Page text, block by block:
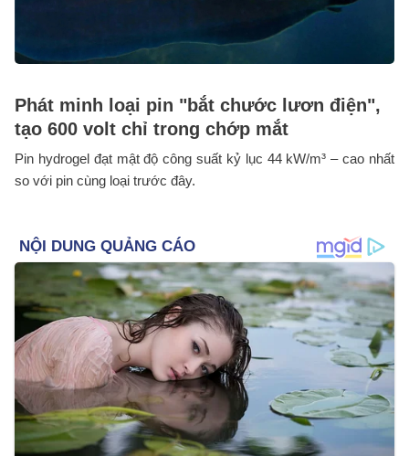
Phát minh loại pin "bắt chước lươn điện",
tạo 600 volt chỉ trong chớp mắt
Pin hydrogel đạt mật độ công suất kỷ lục 44 kW/m³ – cao nhất
so với pin cùng loại trước đây.